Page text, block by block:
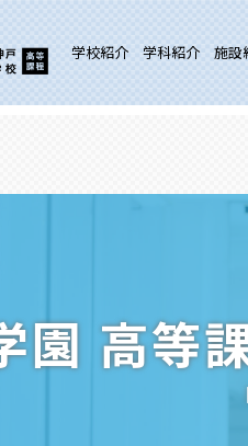
学校紹介 学科紹介 施設
園 高等